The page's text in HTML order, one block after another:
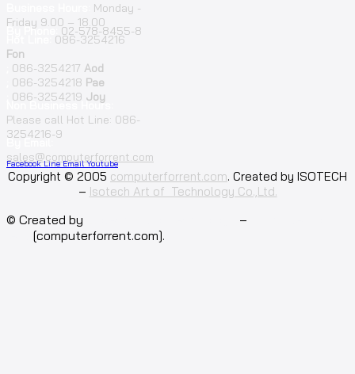
Monday -
Friday 9.00 – 18.00
By Phone:02-578-8455-8
086-3254216
Fon
086-3254217 Aod
086-3254218 Pae
086-3254219 Joy
Non Business Hours:
Please call Hot Line: 086-
3254216-9
By Email:
sales@computerforrent.com
Facebook Line Email Youtube
Copyright © 2005 computerforrent.com. Created by ISOTECH
– Isotech Art of Technology Co.,Ltd.
© Created by –
[computerforrent.com].